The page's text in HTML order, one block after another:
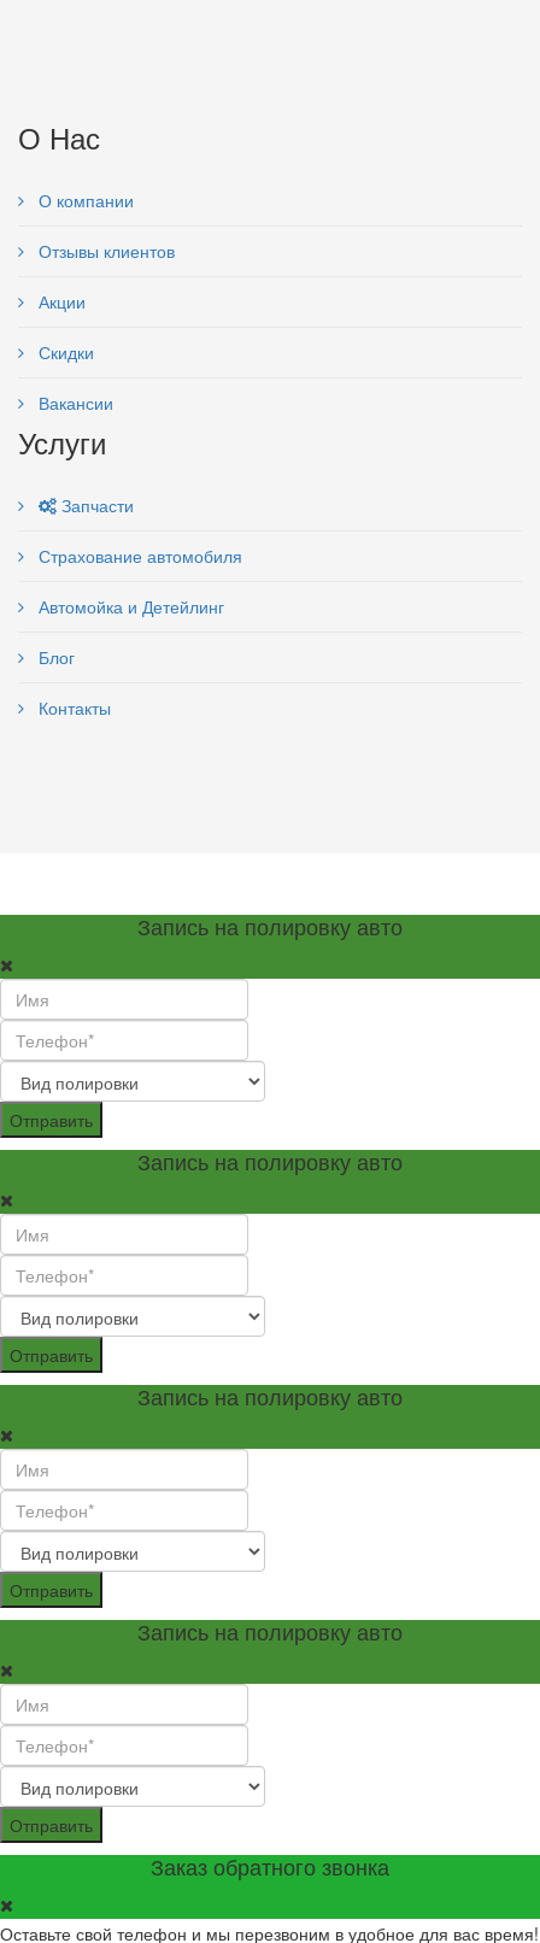
О Нас
О компании
Отзывы клиентов
Акции
Скидки
Вакансии
Услуги
Запчасти
Страхование автомобиля
Автомойка и Детейлинг
Блог
Контакты
Запись на полировку авто
Отправить
Запись на полировку авто
Отправить
Запись на полировку авто
Отправить
Запись на полировку авто
Отправить
Заказ обратного звонка
Оставьте свой телефон и мы перезвоним в удобное для вас время!